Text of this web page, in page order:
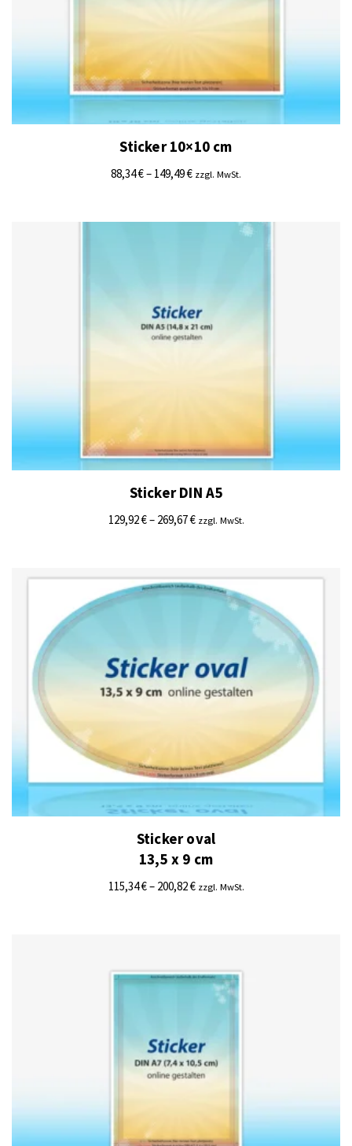
Sticker 10×10 cm
88,34€– 149,49€ zzgl. MwSt.
Sticker DIN A5
129,92€– 269,67€ zzgl. MwSt.
Sticker oval
13,5 x 9 cm
115,34€– 200,82€ zzgl. MwSt.